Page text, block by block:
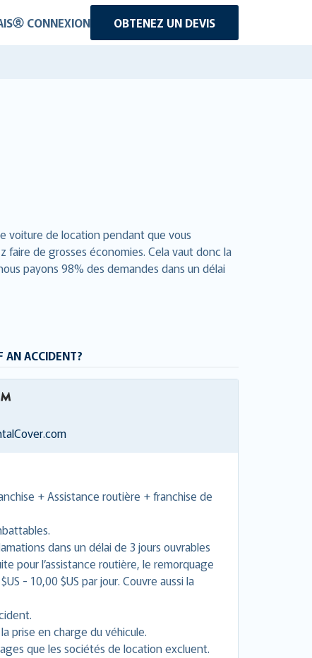
CONNEXION OBTENEZ UN DEVIS
voiture de location pendant que vous
de grosses économies. Cela vaut donc la
payons 98% des demandes dans un délai
AN ACCIDENT?
+ Assistance routière + franchise de
dans un délai de 3 jours ouvrables
pour l’assistance routière, le remorquage
- 10,00 $US par jour. Couvre aussi la
prise en charge du véhicule.
que les sociétés de location excluent.